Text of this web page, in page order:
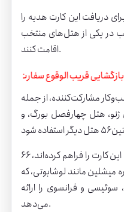
دریافت این کارت هدیه را
در یکی از هتل‌های منتخب
اقامت کنند.
***بازگشایی قریب الوقوع
می‌تواند در بیش از ۱۰۰ کسب‌وکار مشارکت‌کننده، از جمله
، هتل چهارفصل بورگ، و
۶۶ بار و رستوران نیز امکان خرج کردن این کارت را فراهم کرده‌اند،
میشلین مانند لوشابوتی، که
سوئیسی و فرانسوی را ارائه
می‌دهد.